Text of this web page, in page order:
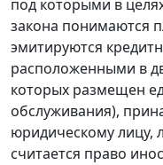
под которыми в
закона понимаются
эмитируются
расположенными в
которых размещен
обслуживания),
юридическому лицу,
считается право